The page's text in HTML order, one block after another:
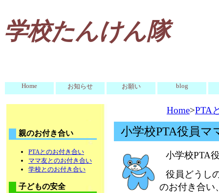
学校たんけん隊
Home お知らせ お願い blog
親のお付き合い
PTAとのお付き合い
ママ友とのお付き合い
学校とのお付き合い
子どもの安全
Home>PTA
小学校PTA役員マ
小学校PTA
役員どうし
のお付き合い